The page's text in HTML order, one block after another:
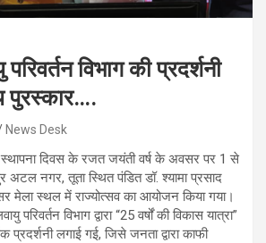
विभाग की प्रदर्शनी
पुरस्कार….
News Desk
स्थापना दिवस के रजत जयंती वर्ष के अवसर पर 1 से
अटल नगर, तूता स्थित पंडित डॉ. श्यामा प्रसाद
मेला स्थल में राज्योत्सव का आयोजन किया गया।
परिवर्तन विभाग द्वारा “25 वर्षों की विकास यात्रा”
लगाई गई, जिसे जनता द्वारा काफी